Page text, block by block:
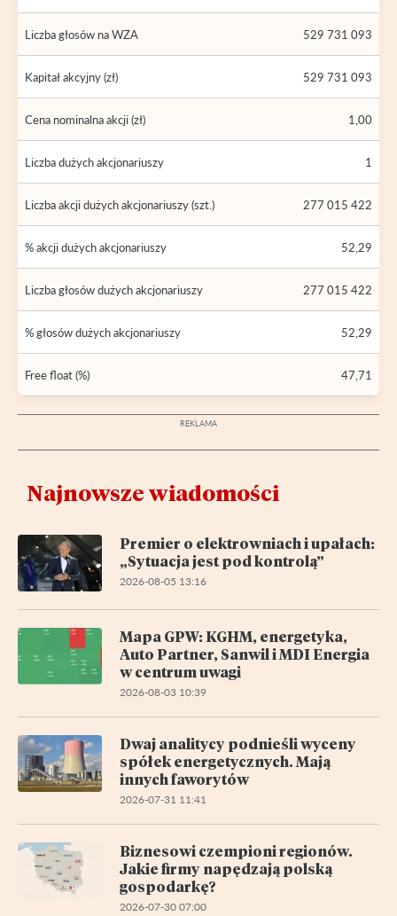
Liczba głosów na WZA 529 731 093
Kapitał akcyjny (zł) 529 731 093
Cena nominalna akcji (zł) 1,00
Liczba dużych akcjonariuszy 1
Liczba akcji dużych akcjonariuszy (szt.) 277 015 422
% akcji dużych akcjonariuszy 52,29
Liczba głosów dużych akcjonariuszy 277 015 422
% głosów dużych akcjonariuszy 52,29
Free float (%) 47,71
Najnowsze wiadomości
Premier o elektrowniach i upałach:
„Sytuacja jest pod kontrolą”
2026-08-05 13:16
Mapa GPW: KGHM, energetyka,
Auto Partner, Sanwil i MDI Energia
w centrum uwagi
2026-08-03 10:39
Dwaj analitycy podnieśli wyceny
spółek energetycznych. Mają
innych faworytów
2026-07-31 11:41
Biznesowi czempioni regionów.
Jakie firmy napędzają polską
gospodarkę?
2026-07-30 07:00